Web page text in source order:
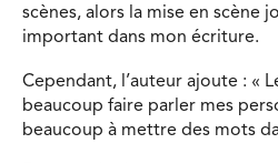
scènes, alors la mise en scène
important dans mon écriture.
Cependant, l’auteur ajoute : «
beaucoup faire parler mes
beaucoup à mettre des mots